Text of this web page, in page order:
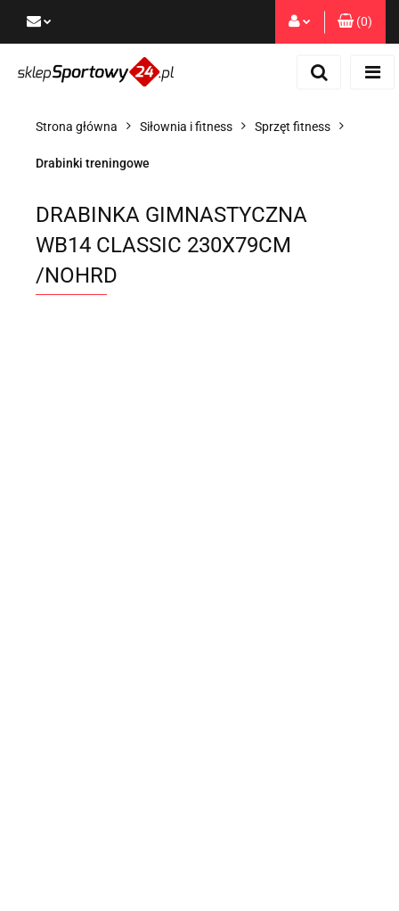
Dodaj zgłoszenie
(0)
Strona główna Siłownia i fitness Sprzęt fitness
Drabinki treningowe
DRABINKA GIMNASTYCZNA
WB14 CLASSIC 230X79CM
/NOHRD